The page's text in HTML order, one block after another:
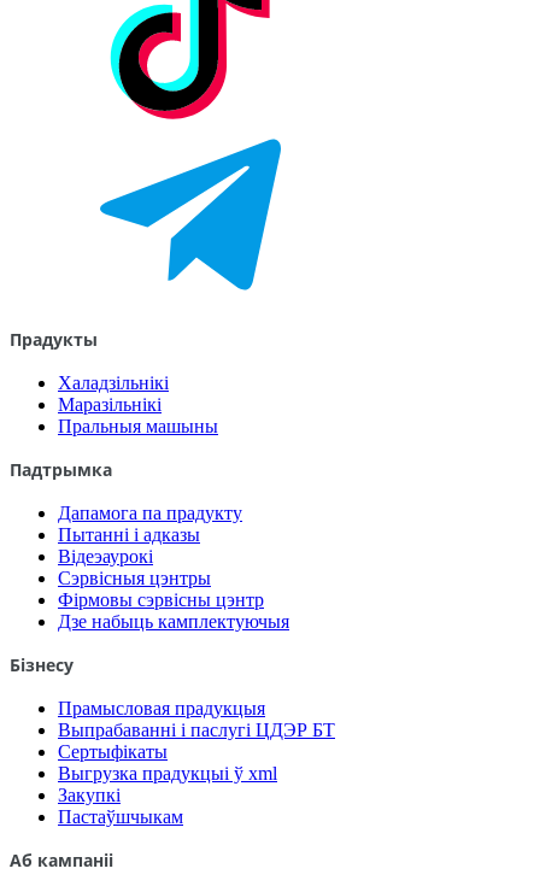
Прадукты
Халадзільнікі
Маразільнікі
Пральныя машыны
Падтрымка
Дапамога па прадукту
Пытанні і адказы
Відеэаурокі
Сэрвісныя цэнтры
Фірмовы сэрвісны цэнтр
Дзе набыць камплектуючыя
Бізнесу
Прамысловая прадукцыя
Выпрабаванні і паслугі ЦДЭР БТ
Сертыфікаты
Выгрузка прадукцыі ў xml
Закупкі
Пастаўшчыкам
Аб кампаніі